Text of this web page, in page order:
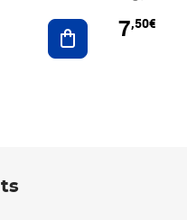
Ajouter au panier
7,50€